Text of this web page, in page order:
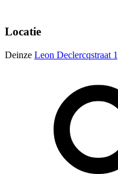
Locatie
Deinze Leon Declercqstraat